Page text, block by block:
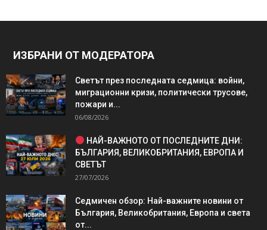
ИЗБРАНИ ОТ МОДЕРАТОРА
Светът през последната седмица: войни,
миграционни кризи, политически трусове,
пожари и...
06/08/2026
НАЙ-ВАЖНОТО ОТ ПОСЛЕДНИТЕ ДНИ:
БЪЛГАРИЯ, ВЕЛИКОБРИТАНИЯ, ЕВРОПА И
СВЕТЪТ
27/07/2026
Седмичен обзор: Най-важните новини от
България, Великобритания, Европа и света
от...